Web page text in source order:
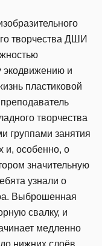
творчества ДШИ
экодвижению и
пластиковой
творчества
группами занятия
и, особенно, о
значительную
узнали о
Выброшенная
свалку, и
медленно